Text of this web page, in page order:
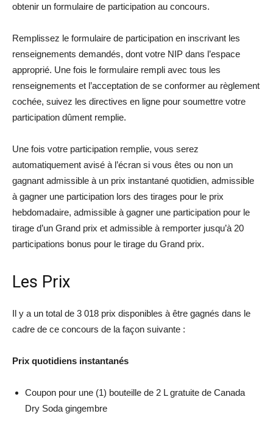
obtenir un formulaire de participation au concours.
Remplissez le formulaire de participation en inscrivant les
renseignements demandés, dont votre NIP dans l’espace
approprié. Une fois le formulaire rempli avec tous les
renseignements et l’acceptation de se conformer au règlement
cochée, suivez les directives en ligne pour soumettre votre
participation dûment remplie.
Une fois votre participation remplie, vous serez
automatiquement avisé à l’écran si vous êtes ou non un
gagnant admissible à un prix instantané quotidien, admissible
à gagner une participation lors des tirages pour le prix
hebdomadaire, admissible à gagner une participation pour le
tirage d’un Grand prix et admissible à remporter jusqu’à 20
participations bonus pour le tirage du Grand prix.
Les Prix
Il y a un total de 3 018 prix disponibles à être gagnés dans le
cadre de ce concours de la façon suivante :
Prix quotidiens instantanés
Coupon pour une (1) bouteille de 2 L gratuite de Canada
Dry Soda gingembre